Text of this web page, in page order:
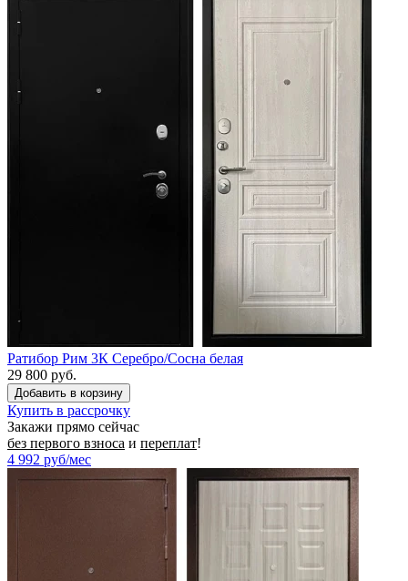
Ратибор Рим 3К Серебро/Сосна белая
29 800 руб.
Купить в рассрочку
Закажи прямо сейчас
без первого взноса и переплат!
4 992 руб/мес